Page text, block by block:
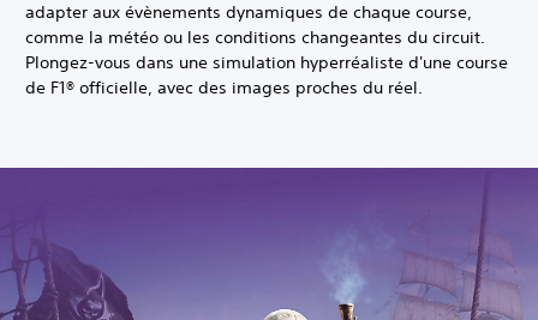
adapter aux évènements dynamiques de chaque course,
comme la météo ou les conditions changeantes du circuit.
Plongez-vous dans une simulation hyperréaliste d'une course
de F1® officielle, avec des images proches du réel.